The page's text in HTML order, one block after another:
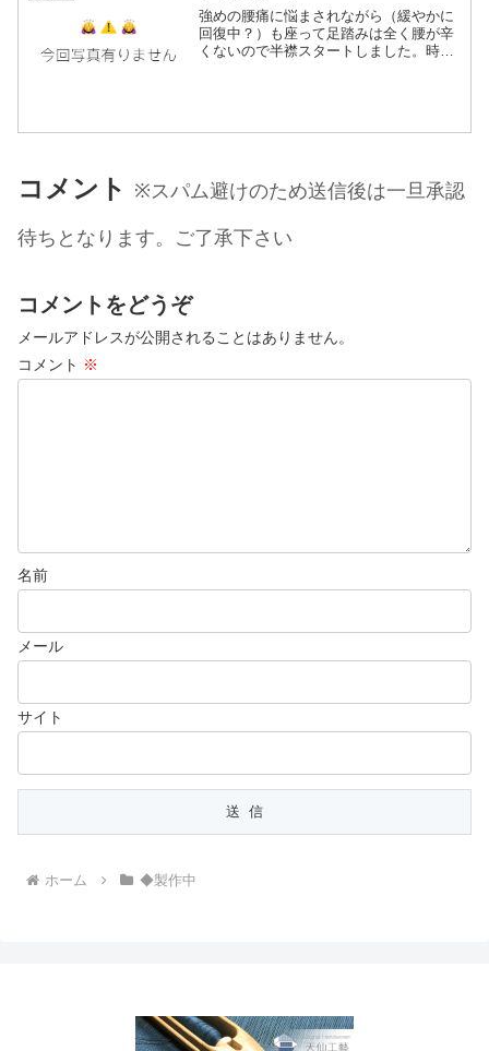
強めの腰痛に悩まされながら（緩やかに
回復中？）も座って足踏みは全く腰が辛
くないので半襟スタートしました。時速
コメント ※スパム避けのため送信後は一旦承認
待ちとなります。ご了承下さい
コメントをどうぞ
メールアドレスが公開されることはありません。
コメント ※
名前
メール
サイト
ホーム ◆製作中